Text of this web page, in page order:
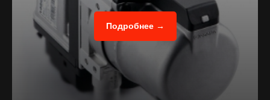
Подробнее →